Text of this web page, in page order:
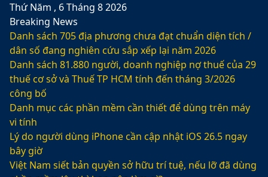
Thứ Năm , 6 Tháng 8 2026
Breaking News
Danh sách 705 địa phương chưa đạt chuẩn diện tích /
dân số đang nghiên cứu sắp xếp lại năm 2026
Danh sách 81.880‬ người, doanh nghiệp nợ thuế của 29
thuế cơ sở và Thuế TP HCM tính đến tháng 3/2026
công bố
Danh mục các phần mềm cần thiết để dùng trên máy
vi tính
Lý do người dùng iPhone cần cập nhật iOS 26.5 ngay
bây giờ
Việt Nam siết bản quyền sở hữu trí tuệ, nếu lỡ đã dùng